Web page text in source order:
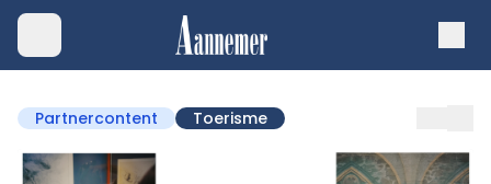
Partnercontent Toerisme